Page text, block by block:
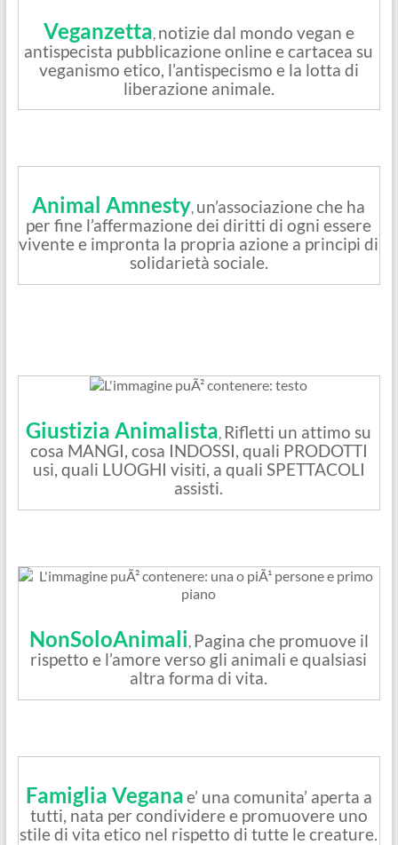
Veganzetta notizie dal mondo vegan e
antispecista pubblicazione online e cartacea su
veganismo etico, l’antispecismo e la lotta di
liberazione animale.
Animal Amnesty, un’associazione che ha
per fine l’affermazione dei diritti di ogni essere
vivente e impronta la propria azione a principi di
solidarietà sociale.
Giustizia Animalista, Rifletti un attimo su
cosa MANGI, cosa INDOSSI, quali PRODOTTI
usi, quali LUOGHI visiti, a quali SPETTACOLI
assisti.
NonSoloAnimali, Pagina che promuove il
rispetto e l’amore verso gli animali e qualsiasi
altra forma di vita.
Famiglia Veganae’ una comunita’ aperta a
tutti, nata per condividere e promuovere uno
stile di vita etico nel rispetto di tutte le creature.